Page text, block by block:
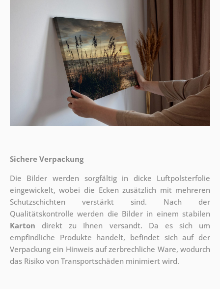
Sichere Verpackung
Die Bilder werden sorgfältig in dicke Luftpolsterfolie
eingewickelt, wobei die Ecken zusätzlich mit mehreren
Schutzschichten verstärkt sind. Nach der
Qualitätskontrolle werden die Bilder in einem stabilen
Karton direkt zu Ihnen versandt. Da es sich um
empfindliche Produkte handelt, befindet sich auf der
Verpackung ein Hinweis auf zerbrechliche Ware, wodurch
das Risiko von Transportschäden minimiert wird.